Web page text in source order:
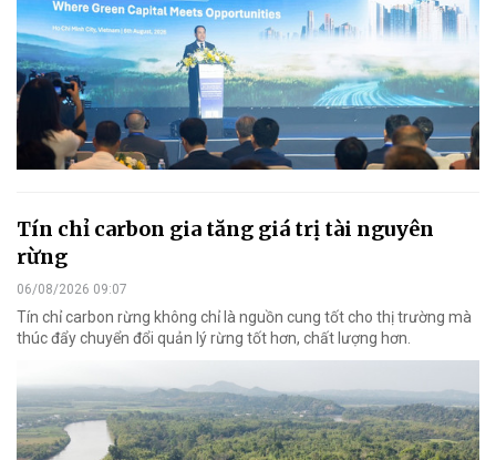
Tín chỉ carbon gia tăng giá trị tài nguyên
rừng
06/08/2026 09:07
Tín chỉ carbon rừng không chỉ là nguồn cung tốt cho thị trường mà
thúc đẩy chuyển đổi quản lý rừng tốt hơn, chất lượng hơn.